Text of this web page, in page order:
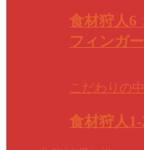
食材狩人6
フィンガ
こだわりの
食材狩人